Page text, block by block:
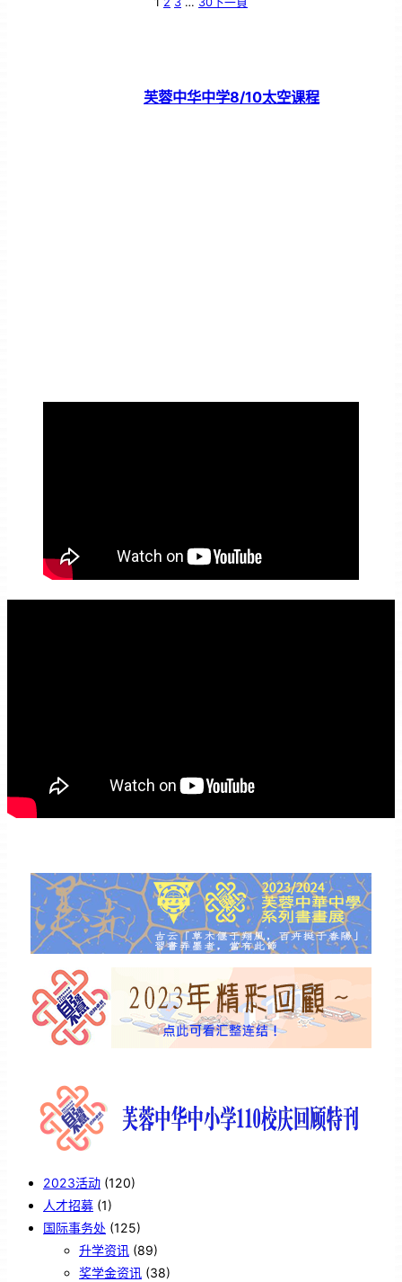
芙蓉中华中学8/10太空课程
2023活动 (120)
人才招募 (1)
国际事务处 (125)
升学资讯 (89)
奖学金资讯 (38)